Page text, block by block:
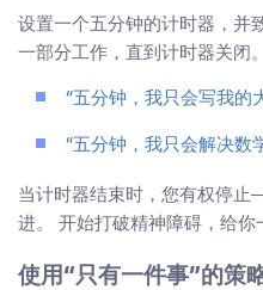
设置一个五分钟的计时器，并
一部分工作，直到计时器关闭
“五分钟，我只会写我的
“五分钟，我只会解决数
当计时器结束时，您有权停
进。 开始打破精神障碍，给你
使用“只有一件事”的策